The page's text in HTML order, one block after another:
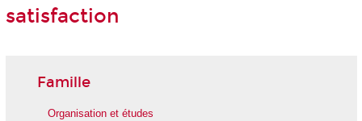
satisfaction
Famille
Organisation et études